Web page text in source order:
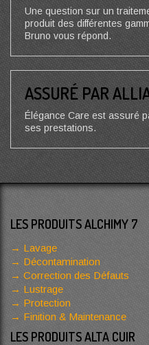
Une question sur un
produit des différentes
Bruno vous répond.
ASSURÉ PAR
Élégance Care est assuré
ses prestations.
LES PRODUITS ALCHIMY 7
Lavage
Décontamination
Correction des Défauts
Lustrage
Protection
Finition & Maintenance
LES PRODUITS ALTA CUIR